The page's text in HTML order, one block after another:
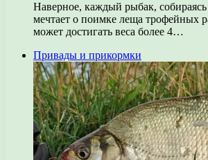
Наверное, каждый рыбак,
мечтает о поимке леща трофейных
может достигать веса более 4…
Привады и прикормки